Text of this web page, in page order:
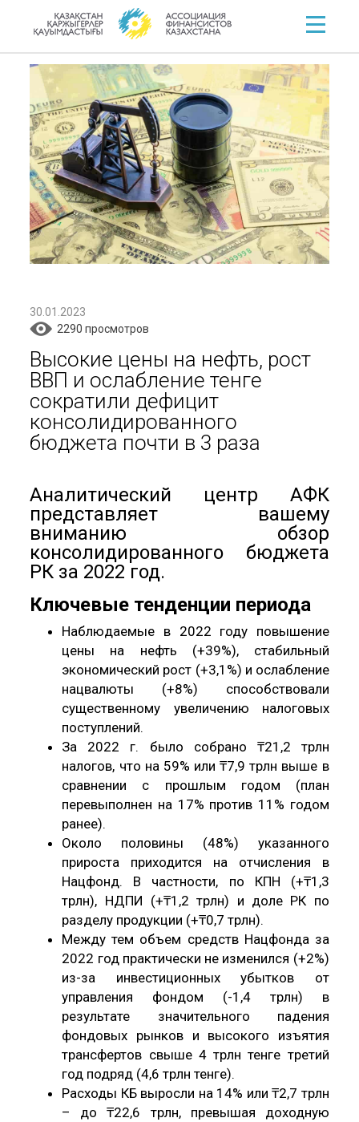
30.01.2023
2290 просмотров
Высокие цены на нефть, рост
ВВП и ослабление тенге
сократили дефицит
консолидированного
бюджета почти в 3 раза
Аналитический центр АФК
представляет вашему
вниманию обзор
консолидированного бюджета
РК за 2022 год.
Ключевые тенденции периода
Наблюдаемые в 2022 году повышение
цены на нефть (+39%), стабильный
экономический рост (+3,1%) и ослабление
нацвалюты (+8%) способствовали
существенному увеличению налоговых
поступлений.
За 2022 г. было собрано ₸21,2 трлн
налогов, что на 59% или ₸7,9 трлн выше в
сравнении с прошлым годом (план
перевыполнен на 17% против 11% годом
ранее).
Около половины (48%) указанного
прироста приходится на отчисления в
Нацфонд. В частности, по КПН (+₸1,3
трлн), НДПИ (+₸1,2 трлн) и доле РК по
разделу продукции (+₸0,7 трлн).
Между тем объем средств Нацфонда за
2022 год практически не изменился (+2%)
из-за инвестиционных убытков от
управления фондом (-1,4 трлн) в
результате значительного падения
фондовых рынков и высокого изъятия
трансфертов свыше 4 трлн тенге третий
год подряд (4,6 трлн тенге).
Расходы КБ выросли на 14% или ₸2,7 трлн
– до ₸22,6 трлн, превышая доходную